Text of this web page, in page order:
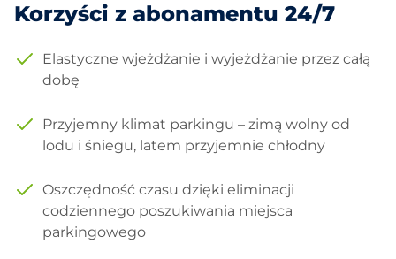
Korzyści z abonamentu 24/7
Elastyczne wjeżdżanie i wyjeżdżanie przez całą
dobę
Przyjemny klimat parkingu – zimą wolny od
lodu i śniegu, latem przyjemnie chłodny
Oszczędność czasu dzięki eliminacji
codziennego poszukiwania miejsca
parkingowego